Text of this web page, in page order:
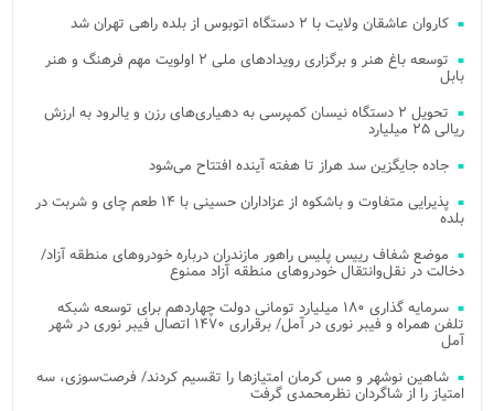
کاروان عاشقان ولایت با ۲ دستگاه اتوبوس از بلده راهی تهران شد
توسعه باغ هنر و برگزاری رویدادهای ملی ۲ اولویت مهم فرهنگ و هنر
بابل
تحویل ۲ دستگاه نیسان کمپرسی به دهیاری‌های رزن و یالرود به ارزش
ریالی ۲۵ میلیارد
جاده جایگزین سد هراز تا هفته آینده افتتاح می‌شود
پذیرایی متفاوت و باشکوه از عزاداران حسینی با ۱۴ طعم چای و شربت در
بلده
موضع شفاف رییس پلیس راهور مازندران درباره خودروهای منطقه آزاد/
دخالت در نقل‌وانتقال خودروهای منطقه آزاد ممنوع
سرمایه گذاری ۱۸۰ میلیارد تومانی دولت چهاردهم برای توسعه شبکه
تلفن همراه و فیبر نوری در آمل/ برقراری ۱۴۷۰ اتصال فیبر نوری در شهر
آمل
شاهین نوشهر و مس کرمان امتیازها را تقسیم کردند/ فرصت‌سوزی، سه
امتیاز را از شاگردان نظرمحمدی گرفت